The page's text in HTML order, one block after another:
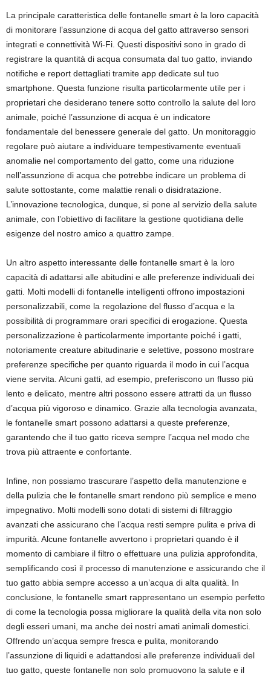
La principale caratteristica delle fontanelle smart è la loro capacità
di monitorare l’assunzione di acqua del gatto attraverso sensori
integrati e connettività Wi-Fi. Questi dispositivi sono in grado di
registrare la quantità di acqua consumata dal tuo gatto, inviando
notifiche e report dettagliati tramite app dedicate sul tuo
smartphone. Questa funzione risulta particolarmente utile per i
proprietari che desiderano tenere sotto controllo la salute del loro
animale, poiché l’assunzione di acqua è un indicatore
fondamentale del benessere generale del gatto. Un monitoraggio
regolare può aiutare a individuare tempestivamente eventuali
anomalie nel comportamento del gatto, come una riduzione
nell’assunzione di acqua che potrebbe indicare un problema di
salute sottostante, come malattie renali o disidratazione.
L’innovazione tecnologica, dunque, si pone al servizio della salute
animale, con l’obiettivo di facilitare la gestione quotidiana delle
esigenze del nostro amico a quattro zampe.
Un altro aspetto interessante delle fontanelle smart è la loro
capacità di adattarsi alle abitudini e alle preferenze individuali dei
gatti. Molti modelli di fontanelle intelligenti offrono impostazioni
personalizzabili, come la regolazione del flusso d’acqua e la
possibilità di programmare orari specifici di erogazione. Questa
personalizzazione è particolarmente importante poiché i gatti,
notoriamente creature abitudinarie e selettive, possono mostrare
preferenze specifiche per quanto riguarda il modo in cui l’acqua
viene servita. Alcuni gatti, ad esempio, preferiscono un flusso più
lento e delicato, mentre altri possono essere attratti da un flusso
d’acqua più vigoroso e dinamico. Grazie alla tecnologia avanzata,
le fontanelle smart possono adattarsi a queste preferenze,
garantendo che il tuo gatto riceva sempre l’acqua nel modo che
trova più attraente e confortante.
Infine, non possiamo trascurare l’aspetto della manutenzione e
della pulizia che le fontanelle smart rendono più semplice e meno
impegnativo. Molti modelli sono dotati di sistemi di filtraggio
avanzati che assicurano che l’acqua resti sempre pulita e priva di
impurità. Alcune fontanelle avvertono i proprietari quando è il
momento di cambiare il filtro o effettuare una pulizia approfondita,
semplificando così il processo di manutenzione e assicurando che il
tuo gatto abbia sempre accesso a un’acqua di alta qualità. In
conclusione, le fontanelle smart rappresentano un esempio perfetto
di come la tecnologia possa migliorare la qualità della vita non solo
degli esseri umani, ma anche dei nostri amati animali domestici.
Offrendo un’acqua sempre fresca e pulita, monitorando
l’assunzione di liquidi e adattandosi alle preferenze individuali del
tuo gatto, queste fontanelle non solo promuovono la salute e il